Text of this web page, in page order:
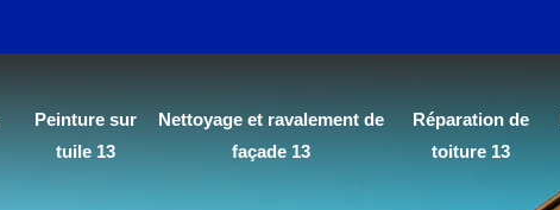
Peinture sur
tuile 13
Nettoyage et ravalement de
façade 13
Réparation de
toiture 13